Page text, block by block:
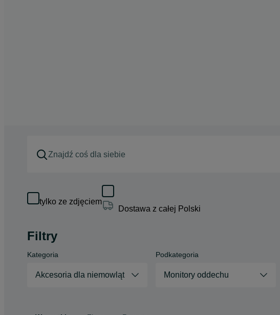
tylko ze zdjęciem
Dostawa z całej Polski
Filtry
Kategoria
Akcesoria dla niemowląt
Podkategoria
Monitory oddechu